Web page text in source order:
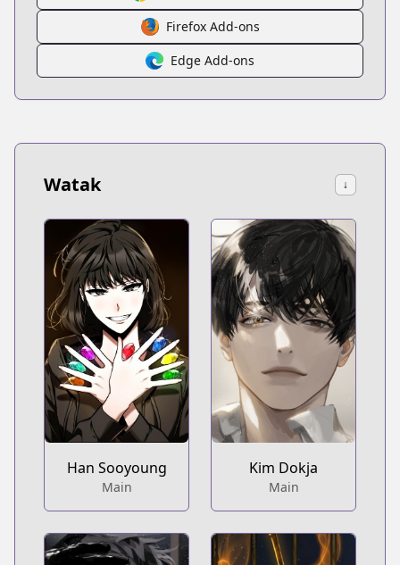
Firefox Add-ons
Edge Add-ons
Watak ↓
Han Sooyoung
Main
Kim Dokja
Main